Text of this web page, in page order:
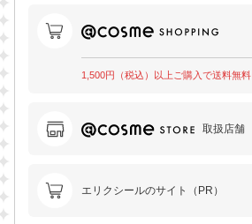
1,500円（税込）以上ご購入で送料無料
取扱店舗
エリクシールのサイト（PR）